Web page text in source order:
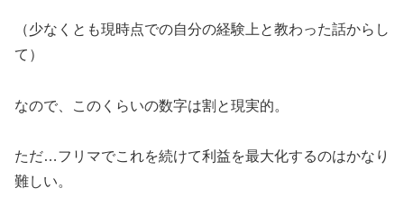
（少なくとも現時点での自分の経験上と教わった話からし
て）
なので、このくらいの数字は割と現実的。
ただ…フリマでこれを続けて利益を最大化するのはかなり
難しい。